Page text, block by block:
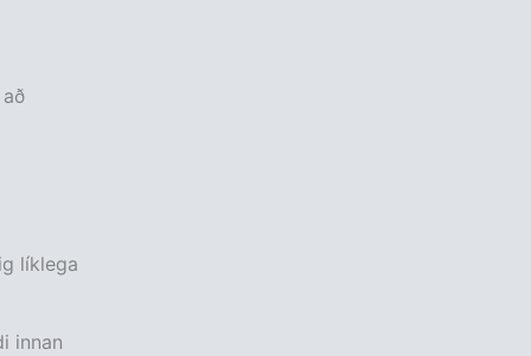
líklega
innan